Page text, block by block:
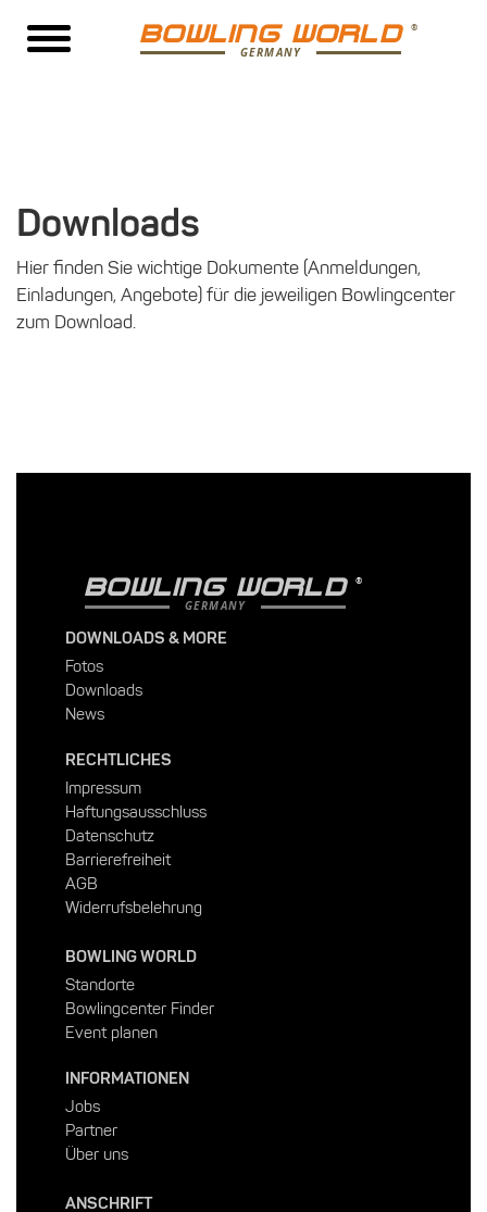
BOWLING WORLD
GERMANY
Downloads
Hier finden Sie wichtige Dokumente (Anmeldungen,
Einladungen, Angebote) für die jeweiligen Bowlingcenter
zum Download.
BOWLING WORLD
GERMANY
DOWNLOADS & MORE
Fotos
Downloads
News
RECHTLICHES
Impressum
Haftungsausschluss
Datenschutz
Barrierefreiheit
AGB
Widerrufsbelehrung
BOWLING WORLD
Standorte
Bowlingcenter Finder
Event planen
INFORMATIONEN
Jobs
Partner
Über uns
ANSCHRIFT